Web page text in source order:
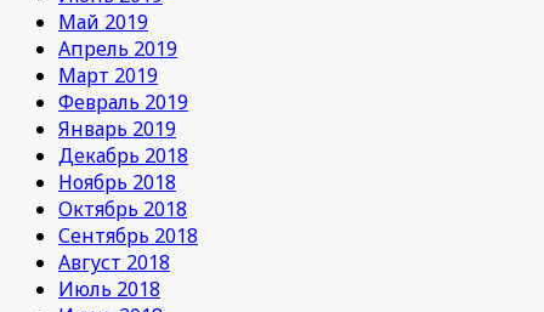
Май 2019
Апрель 2019
Март 2019
Февраль 2019
Январь 2019
Декабрь 2018
Ноябрь 2018
Октябрь 2018
Сентябрь 2018
Август 2018
Июль 2018